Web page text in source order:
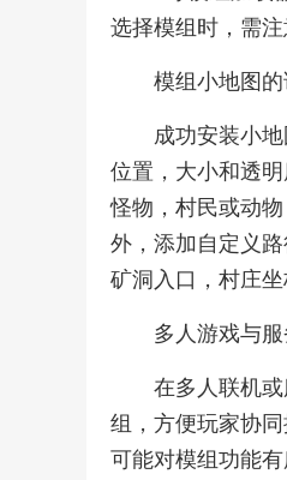
选择模组时，需
模组小地图
成功安装小
位置，大小和透
怪物，村民或动
外，添加自定义
矿洞入口，村庄
多人游戏与
在多人联机
组，方便玩家协
可能对模组功能